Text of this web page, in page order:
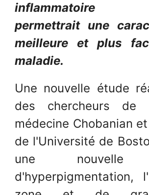
inflammatoire
permettrait une
meilleure et plus
maladie.
Une nouvelle étude
des chercheurs de
médecine Chobanian
de l'Université de
une nouvelle
d'hyperpigmentation,